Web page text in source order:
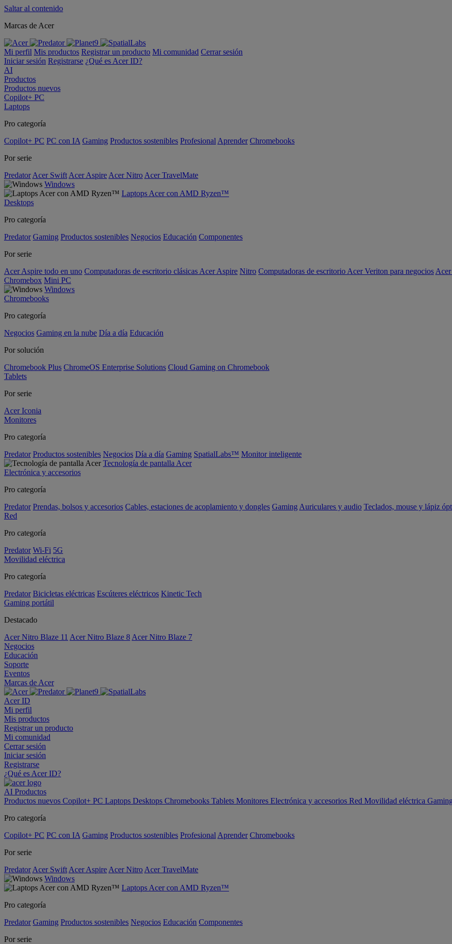
Saltar al contenido
Marcas de Acer
Mi perfil Mis productos Registrar un producto Mi comunidad Cerrar sesión
Iniciar sesión Registrarse ¿Qué es Acer ID?
AI
Productos
Productos nuevos
Copilot+ PC
Laptops
Pro categoría
Copilot+ PC PC con IA Gaming Productos sostenibles Profesional Aprender Chromebooks
Por serie
Predator Acer Swift Acer Aspire Acer Nitro Acer TravelMate
Windows
Laptops Acer con AMD Ryzen™
Desktops
Pro categoría
Predator Gaming Productos sostenibles Negocios Educación Componentes
Por serie
Acer Aspire todo en uno Computadoras de escritorio clásicas Acer Aspire Nitro Computadoras de escritorio Acer Veriton para negocios
Chromebox Mini PC
Windows
Chromebooks
Pro categoría
Negocios Gaming en la nube Día a día Educación
Por solución
Chromebook Plus ChromeOS Enterprise Solutions Cloud Gaming on Chromebook
Tablets
Por serie
Acer Iconia
Monitores
Pro categoría
Predator Productos sostenibles Negocios Día a día Gaming SpatialLabs™ Monitor inteligente
Tecnología de pantalla Acer
Electrónica y accesorios
Pro categoría
Predator Prendas, bolsos y accesorios Cables, estaciones de acoplamiento y dongles Gaming Auriculares y audio Teclados, mouse y lápiz
Red
Pro categoría
Predator Wi-Fi 5G
Movilidad eléctrica
Pro categoría
Predator Bicicletas eléctricas Escúteres eléctricos Kinetic Tech
Gaming portátil
Destacado
Acer Nitro Blaze 11 Acer Nitro Blaze 8 Acer Nitro Blaze 7
Negocios
Educación
Soporte
Eventos
Marcas de Acer
Acer ID
Mi perfil
Mis productos
Registrar un producto
Mi comunidad
Cerrar sesión
Iniciar sesión
Registrarse
¿Qué es Acer ID?
AI Productos
Productos nuevos Copilot+ PC Laptops Desktops Chromebooks Tablets Monitores Electrónica y accesorios Red Movilidad eléctrica
Pro categoría
Copilot+ PC PC con IA Gaming Productos sostenibles Profesional Aprender Chromebooks
Por serie
Predator Acer Swift Acer Aspire Acer Nitro Acer TravelMate
Windows
Laptops Acer con AMD Ryzen™
Pro categoría
Predator Gaming Productos sostenibles Negocios Educación Componentes
Por serie